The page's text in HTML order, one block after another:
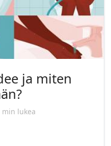
ja miten
min lukea